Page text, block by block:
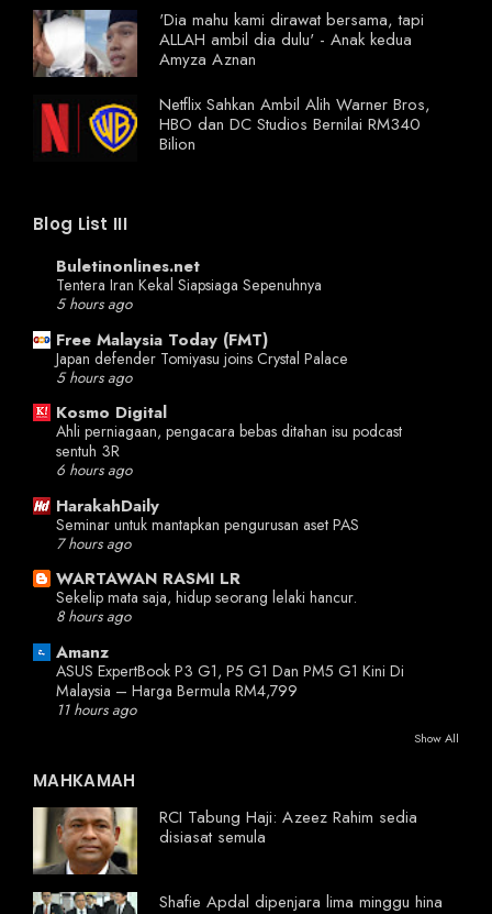
'Dia mahu kami dirawat bersama, tapi
ALLAH ambil dia dulu' - Anak kedua
Amyza Aznan
Netflix Sahkan Ambil Alih Warner Bros,
HBO dan DC Studios Bernilai RM340
Bilion
Blog List III
Buletinonlines.net
Tentera Iran Kekal Siapsiaga Sepenuhnya
5 hours ago
Free Malaysia Today (FMT)
Japan defender Tomiyasu joins Crystal Palace
5 hours ago
Kosmo Digital
Ahli perniagaan, pengacara bebas ditahan isu podcast
sentuh 3R
6 hours ago
HarakahDaily
Seminar untuk mantapkan pengurusan aset PAS
7 hours ago
WARTAWAN RASMI LR
Sekelip mata saja, hidup seorang lelaki hancur.
8 hours ago
Amanz
ASUS ExpertBook P3 G1, P5 G1 Dan PM5 G1 Kini Di
Malaysia – Harga Bermula RM4,799
11 hours ago
Show All
MAHKAMAH
RCI Tabung Haji: Azeez Rahim sedia
disiasat semula
Shafie Apdal dipenjara lima minggu hina